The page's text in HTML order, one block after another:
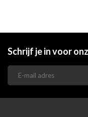
Schrijf je in voor